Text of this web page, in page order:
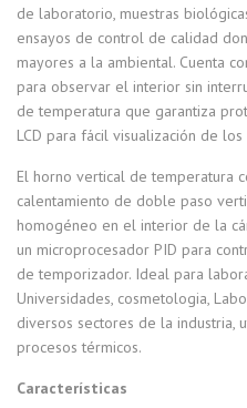
de laboratorio, muestras
ensayos de control de calidad
mayores a la ambiental. Cuenta
para observar el interior sin
de temperatura que garantiza
LCD para fácil visualización de
El horno vertical de temperatura
calentamiento de doble paso
homogéneo en el interior de la
un microprocesador PID para
de temporizador. Ideal para
Universidades, cosmetologia,
diversos sectores de la industria,
procesos térmicos.
Características